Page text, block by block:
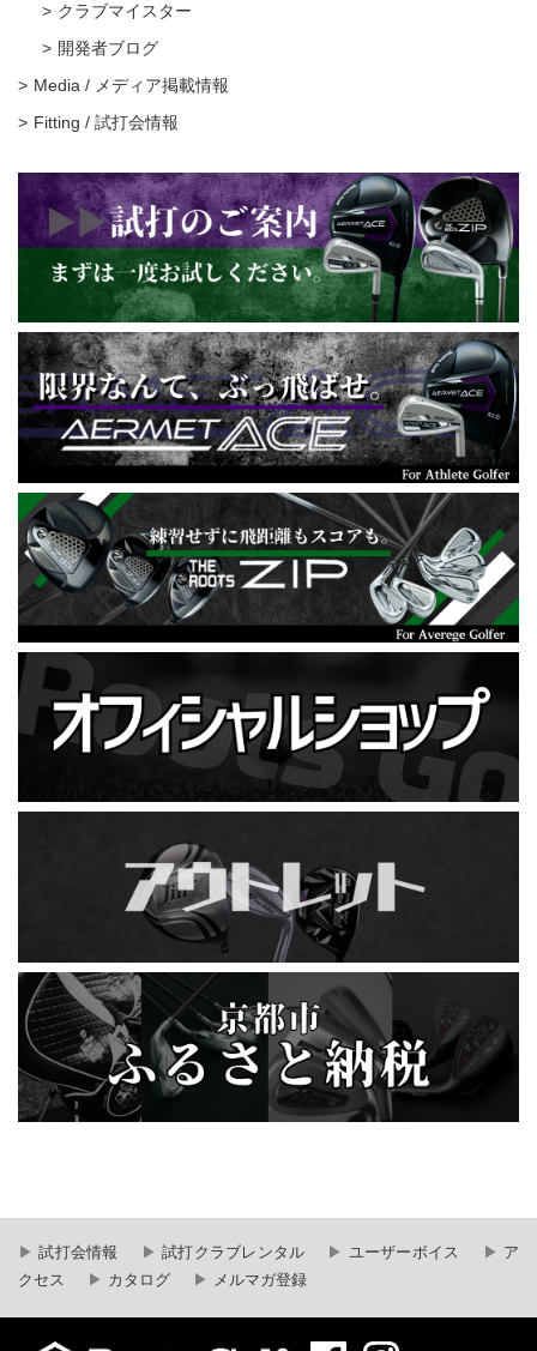
クラブマイスター
開発者ブログ
Media / メディア掲載情報
Fitting / 試打会情報
試打会情報 試打クラブレンタル ユーザーボイス
ア
クセス
カタログ メルマガ登録